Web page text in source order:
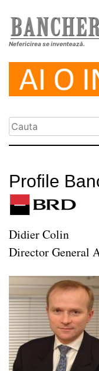
Nefericirea se inventează.
Profile
Didier Colin
Director General